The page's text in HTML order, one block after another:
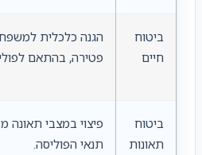
ביטוח
חיים
הגנה כלכלית
פטירה, בהתאם
ביטוח
תאונות
פיצוי במצבי תאונה
תנאי הפוליסה.